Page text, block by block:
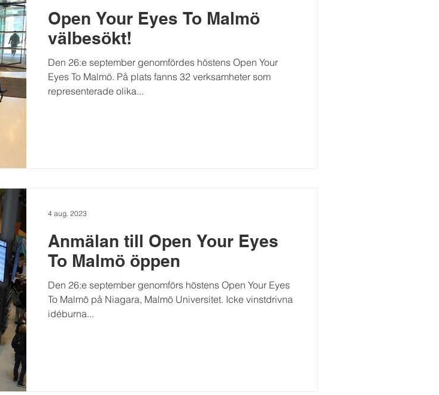
Open Your Eyes To Malmö
välbesökt!
Den 26:e september genomfördes höstens Open Your
Eyes To Malmö. På plats fanns 32 verksamheter som
representerade olika...
Anmälan till Open Your Eyes
To Malmö öppen
Den 26:e september genomförs höstens Open Your Eyes
To Malmö på Niagara, Malmö Universitet. Icke vinstdrivna
idéburna...
4 aug. 2023